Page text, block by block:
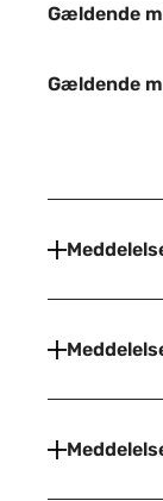
Gældende
Gældende